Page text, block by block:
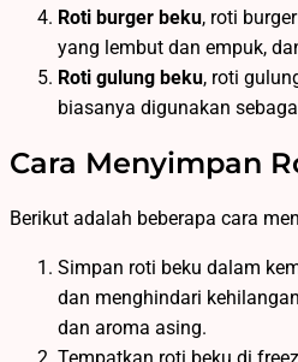
Roti burger beku, roti
yang lembut dan empuk,
Roti gulung beku, roti
biasanya digunakan
Cara Menyimpan
Berikut adalah beberapa cara
Simpan roti beku dalam
dan menghindari
dan aroma asing.